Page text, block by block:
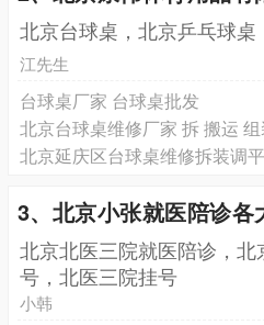
北京台球桌，北京乒乓球桌
江先生
台球桌厂家 台球桌批发
北京台球桌维修厂家 拆 搬运
北京延庆区台球桌维修拆装调平
3、北京小张就医陪诊各
北京北医三院就医陪诊，
号，北医三院挂号
小韩